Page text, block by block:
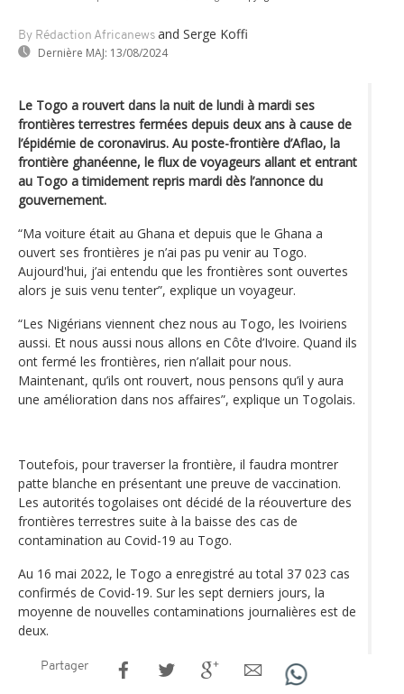
By Rédaction Africanews and Serge Koffi
Dernière MAJ: 13/08/2024
Le Togo a rouvert dans la nuit de lundi à mardi ses
frontières terrestres fermées depuis deux ans à cause de
l’épidémie de coronavirus. Au poste-frontière d’Aflao, la
frontière ghanéenne, le flux de voyageurs allant et entrant
au Togo a timidement repris mardi dès l’annonce du
gouvernement.
“Ma voiture était au Ghana et depuis que le Ghana a
ouvert ses frontières je n’ai pas pu venir au Togo.
Aujourd'hui, j’ai entendu que les frontières sont ouvertes
alors je suis venu tenter”, explique un voyageur.
“Les Nigérians viennent chez nous au Togo, les Ivoiriens
aussi. Et nous aussi nous allons en Côte d’Ivoire. Quand ils
ont fermé les frontières, rien n’allait pour nous.
Maintenant, qu’ils ont rouvert, nous pensons qu’il y aura
une amélioration dans nos affaires”, explique un Togolais.
Toutefois, pour traverser la frontière, il faudra montrer
patte blanche en présentant une preuve de vaccination.
Les autorités togolaises ont décidé de la réouverture des
frontières terrestres suite à la baisse des cas de
contamination au Covid-19 au Togo.
Au 16 mai 2022, le Togo a enregistré au total 37 023 cas
confirmés de Covid-19. Sur les sept derniers jours, la
moyenne de nouvelles contaminations journalières est de
deux.
Partager